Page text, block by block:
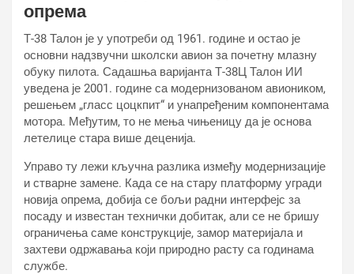
опрема
Т-38 Талон је у употреби од 1961. године и остао је
основни надзвучни школски авион за почетну млазну
обуку пилота. Садашња варијанта Т-38Ц Талон ИИ
уведена је 2001. године са модернизованом авиоником,
решењем „гласс цоцкпит“ и унапређеним компонентама
мотора. Међутим, то не мења чињеницу да је основа
летелице стара више деценија.
Управо ту лежи кључна разлика између модернизације
и стварне замене. Када се на стару платформу угради
новија опрема, добија се бољи радни интерфејс за
посаду и известан технички добитак, али се не бришу
ограничења саме конструкције, замор материјала и
захтеви одржавања који природно расту са годинама
службе.